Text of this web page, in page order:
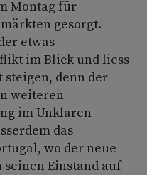
Montag für
gesorgt.
etwas
im Blick und liess
denn der
weiteren
im Unklaren
das
wo der neue
seinen Einstand auf